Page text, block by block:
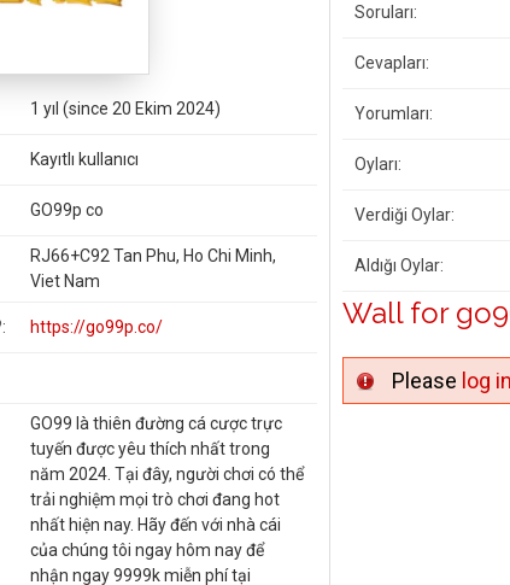
1 yıl (since 20 Ekim 2024)
Kayıtlı kullanıcı
GO99p co
RJ66+C92 Tan Phu, Ho Chi Minh,
Viet Nam
https://go99p.co/
GO99 là thiên đường cá cược trực
tuyến được yêu thích nhất trong
năm 2024. Tại đây, người chơi có thể
trải nghiệm mọi trò chơi đang hot
nhất hiện nay. Hãy đến với nhà cái
của chúng tôi ngay hôm nay để
nhận ngay 9999k miễn phí tại
Soruları:
Cevapları:
Yorumları:
Oyları:
Verdiği Oylar:
Aldığı Oylar:
Wall for
Please log in